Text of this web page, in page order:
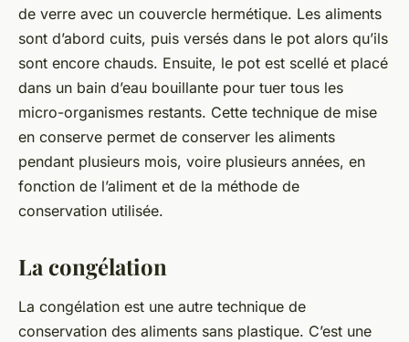
de verre avec un couvercle hermétique. Les aliments
sont d’abord cuits, puis versés dans le pot alors qu’ils
sont encore chauds. Ensuite, le pot est scellé et placé
dans un bain d’eau bouillante pour tuer tous les
micro-organismes restants. Cette technique de mise
en conserve permet de conserver les aliments
pendant plusieurs mois, voire plusieurs années, en
fonction de l’aliment et de la méthode de
conservation utilisée.
La congélation
La congélation est une autre technique de
conservation des aliments sans plastique. C’est une